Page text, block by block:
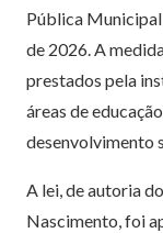
Pública Municipal
de 2026. A
prestados pela
áreas de
desenvolvimento
A lei, de autoria
Nascimento, foi